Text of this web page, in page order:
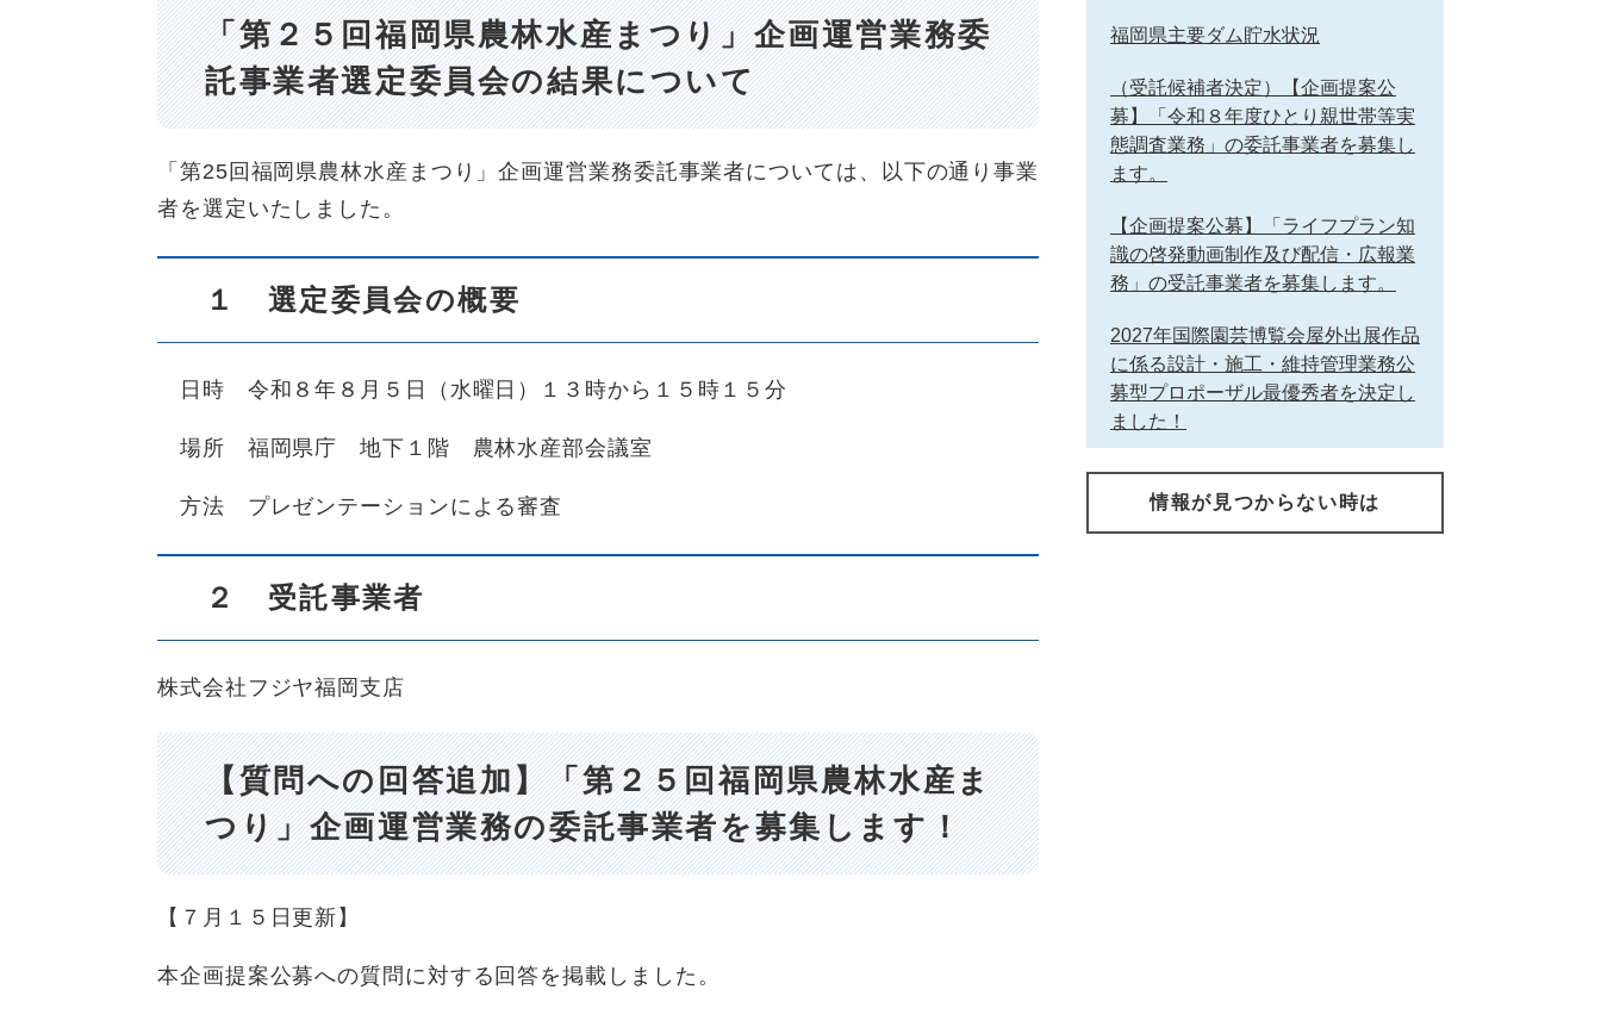
「第２５回福岡県農林水産まつり」企画運営業務委
託事業者選定委員会の結果について
「第25回福岡県農林水産まつり」企画運営業務委託事業者については、以下の通り事業
者を選定いたしました。
１ 選定委員会の概要
日時 令和８年８月５日（水曜日）１３時から１５時１５分
場所 福岡県庁 地下１階 農林水産部会議室
方法 プレゼンテーションによる審査
２ 受託事業者
株式会社フジヤ福岡支店
【質問への回答追加】「第２５回福岡県農林水産ま
つり」企画運営業務の委託事業者を募集します！
【７月１５日更新】
本企画提案公募への質問に対する回答を掲載しました。
福岡県主要ダム貯水状況
（受託候補者決定）【企画提案公
募】「令和８年度ひとり親世帯等実
態調査業務」の委託事業者を募集し
ます。
【企画提案公募】「ライフプラン知
識の啓発動画制作及び配信・広報業
務」の受託事業者を募集します。
2027年国際園芸博覧会屋外出展作品
に係る設計・施工・維持管理業務公
募型プロポーザル最優秀者を決定し
ました！
情報が見つからない時は